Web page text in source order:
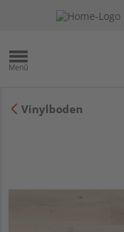
Vinylboden